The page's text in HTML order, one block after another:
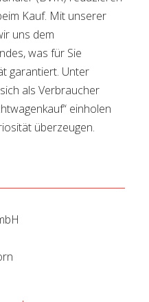
Kauf. Mit unserer
uns dem
was für Sie
garantiert. Unter
als Verbraucher
einholen
überzeugen.